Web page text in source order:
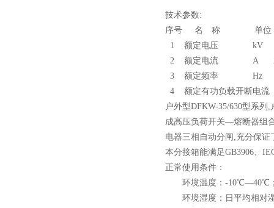
技术参数:
序号 名 称 单位
1 额定电压 kV 35
2 额定电流 A 250
3 额定频率 Hz
4 额定有功负载开断电
户外型DFKW-35/630型系列
成高压负荷开关—熔断器组
电器三相自动分闸,充分保
本分接箱能满足GB3906、
正常使用条件：
环境温度：-10℃—40℃
环境湿度：日平均相对湿